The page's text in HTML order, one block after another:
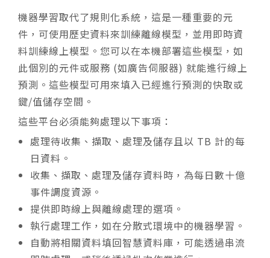
機器學習取代了規則化系統，這是一種重要的元
件，可使用歷史資料來訓練離線模型，並用即時資
料訓練線上模型。您可以在本機部署這些模型，如
此個別的元件或服務 (如廣告伺服器) 就能進行線上
預測。這些模型可用來填入已經進行預測的快取或
鍵/值儲存空間。
這些平台必須能夠處理以下事項：
處理待收集、擷取、處理及儲存且以 TB 計的每
日資料。
收集、擷取、處理及儲存資料時，為每日數十億
事件調度資源。
提供即時線上與離線處理的選項。
執行處理工作，如在分散式環境中的機器學習。
自動將相關資料填回智慧資料庫，可能透過串流